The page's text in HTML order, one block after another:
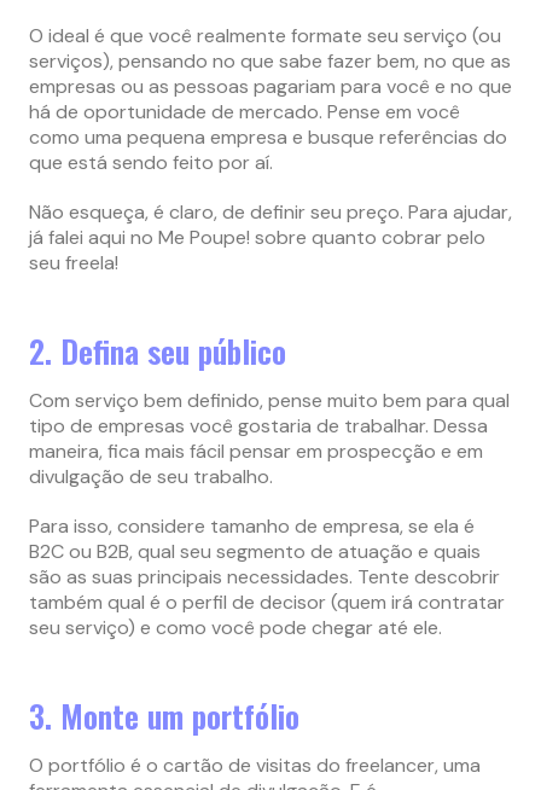
O ideal é que você realmente formate seu serviço (ou
serviços), pensando no que sabe fazer bem, no que as
empresas ou as pessoas pagariam para você e no que
há de oportunidade de mercado. Pense em você
como uma pequena empresa e busque referências do
que está sendo feito por aí.
Não esqueça, é claro, de definir seu preço. Para ajudar,
já falei aqui no Me Poupe! sobre quanto cobrar pelo
seu freela!
2. Defina seu público
Com serviço bem definido, pense muito bem para qual
tipo de empresas você gostaria de trabalhar. Dessa
maneira, fica mais fácil pensar em prospecção e em
divulgação de seu trabalho.
Para isso, considere tamanho de empresa, se ela é
B2C ou B2B, qual seu segmento de atuação e quais
são as suas principais necessidades. Tente descobrir
também qual é o perfil de decisor (quem irá contratar
seu serviço) e como você pode chegar até ele.
3. Monte um portfólio
O portfólio é o cartão de visitas do freelancer, uma